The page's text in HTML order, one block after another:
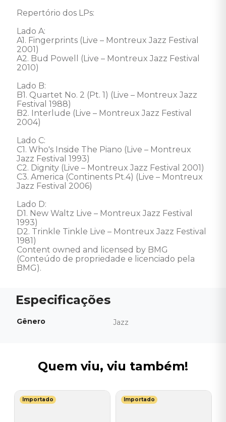
Repertório dos LPs:
Lado A:
A1. Fingerprints (Live – Montreux Jazz Festival
2001)
A2. Bud Powell (Live – Montreux Jazz Festival
2010)
Lado B:
B1. Quartet No. 2 (Pt. 1) (Live – Montreux Jazz
Festival 1988)
B2. Interlude (Live – Montreux Jazz Festival
2004)
Lado C:
C1. Who's Inside The Piano (Live – Montreux
Jazz Festival 1993)
C2. Dignity (Live – Montreux Jazz Festival 2001)
C3. America (Continents Pt.4) (Live – Montreux
Jazz Festival 2006)
Lado D:
D1. New Waltz Live – Montreux Jazz Festival
1993)
D2. Trinkle Tinkle Live – Montreux Jazz Festival
1981)
Content owned and licensed by BMG
(Conteúdo de propriedade e licenciado pela
BMG).
Gênero Jazz
Quem viu, viu também!
Importado Importado